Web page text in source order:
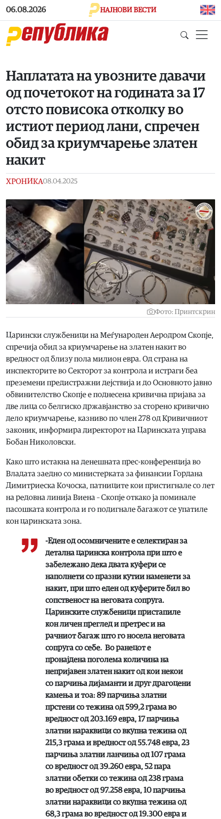
Skip to main content
06.08.2026 НАЈНОВИ ВЕСТИ
Наплатата на увозните давачи
од почетокот на годината за 17
отсто повисока отколку во
истиот период лани, спречен
обид за криумчарење златен
накит
ХРОНИКА08.04.2025
Фото: Принтскрин
Царински службеници на Меѓународен Аеродром Скопје,
спречија обид за криумчарење на златен накит во
вредност од близу пола милион евра. Од страна на
инспекторите во Секторот за контрола и истраги беа
преземени предистражни дејствија и до Основното јавно
обвинителство Скопје е поднесена кривична пријава за
две лица со белгиско државјанство за сторено кривично
дело криумчарење, казниво по член 278 од Кривичниот
законик, информира директорот на Царинската управа
Бобан Николовски.
Како што истакна на денешната прес-конференција во
Владата заедно со министерката за финансии Гордана
Димитриеска Кочоска, патниците кои пристигнале со лет
на редовна линија Виена – Скопје откако ја поминале
пасошката контрола и го подигнале багажот се упатиле
кон царинската зона.
-Еден од осомничените е селектиран за
детална царинска контрола при што е
забележано дека двата куфери се
наполнети со празни кутии наменети за
накит, при што еден од куферите бил во
сопственост на неговата сопруга.
Царинските службеници пристапиле
кон личен преглед и претрес и на
рачниот багаж што го носела неговата
сопруга со себе. Во ранецот е
пронајдена поголема количина на
непријавен златен накит од кои некои
со парчиња дијаманти и друг драгоцени
камења и тоа: 89 парчиња златни
прстени со тежина од 599,2 грама во
вредност од 203.169 евра, 17 парчиња
златни нараквици со вкупна тежина од
215,3 грама и вредност од 55.748 евра, 23
парчиња златни ланчиња од 107 грама
со вредност од 39.260 евра, 52 пара
златни обетки со тежина од 238 грама
во вредност од 97.258 евра, 10 парчиња
златни нараквици со вкупна тежина од
68,3 грама во вредност од 19.300 евра и